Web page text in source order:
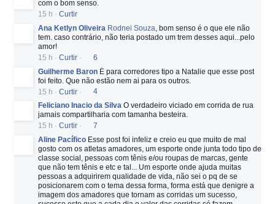
com o bom senso.
15 h · Curtir
Ana Ketlyn Oliveira Rodnei Souza, bom senso é o que ele não
tem. caso contrário, não teria postado um trem desses aqui...pelo
amor!
15 h · Curtir ·
6
Guilherme Baron É para corredores tipo a Natalie que esse post
foi feito. Que não estão nem ai para os outros.
15 h · Curtir ·
4
Feliciano Inacio da Silva O verdadeiro viciado em corrida de rua
jamais compartilharia com tamanha besteira.
15 h · Curtir ·
7
Aline Pacífico Esse post foi infeliz e creio eu que muito de mal
gosto com os atletas amadores, um esporte onde junta todo tipo de
classe social, pessoas com tênis e/ou roupas de marcas, gente
que não tem tênis e etc e tal... Um esporte onde ajuda muitas
pessoas a adquirirem qualidade de vida, não sei o pq de se
posicionarem com o tema dessa forma, forma está que denigre a
imagem dos amadores que tornam as corridas um sucesso,